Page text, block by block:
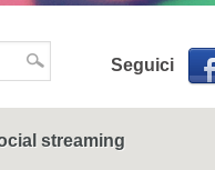
Seguici
streaming